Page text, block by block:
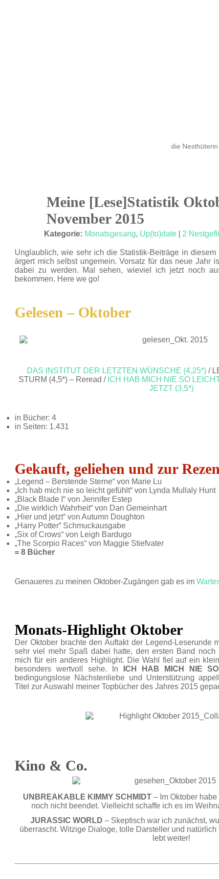
die Nesthüterin
Meine [Lese]Statistik
November 2015
Kategorie: Monatsgesang, Up(to)date 2
Unglaublich, wie sehr ich die Statistik-Beiträge in
ärgert mich selbst ungemein. Vorsatz für das neue Jahr
dabei zu werden. Mal sehen, wieviel ich jetzt noch
bekommen. Here we go!
Gelesen – Oktober
DAS INSTITUT DER LETZTEN WÜNSCHE (4,25*) /
STURM (4,5*) – Reread / ICH HAB MICH NIE SO
JETZT (3,5*)
in Bücher: 4
in Seiten: 1.431
Gekauft, geliehen und zur
„Legend – Berstende Sterne“ von Marie Lu
„Ich hab mich nie so leicht gefühlt“ von Lynda Mullaly Hunt
„Black Blade I“ von Jennifer Estep
„Die wirklich Wahrheit“ von Dan Gemeinhart
„Hier und jetzt“ von Autumn Doughton
„Harry Potter“ Schmuckausgabe
„Six of Crows“ von Leigh Bardugo
„The Scorpio Races“ von Maggie Stiefvater
= 8 Bücher
Genaueres zu meinen Oktober-Zugängen gab es im
Monats-Highlight Oktober
Der Oktober brachte den Auftakt der Legend-Leserunde
sehr viel mehr Spaß dabei hatte, den ersten Band
mich für ein anderes Highlight. Die Wahl fiel auf ein
besonders wertvoll sehe. In
ICH HAB MICH NIE
bedingungslose Nächstenliebe und Unterstützung
Titel zur Auswahl meiner Topbücher des Jahres 2015
Kino & Co.
UNBREAKABLE KIMMY SCHMIDT – Im Oktober
noch nicht beendet. Vielleicht schaffe ich es im
JURASSIC WORLD – Skeptisch war ich zunächst,
überrascht. Witzige Dialoge, tolle Darsteller und
lebt weiter!